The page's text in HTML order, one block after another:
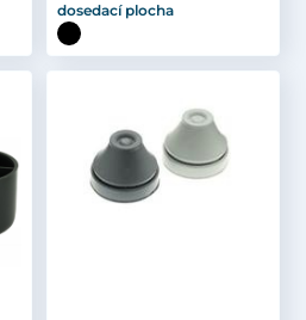
dosedací plocha